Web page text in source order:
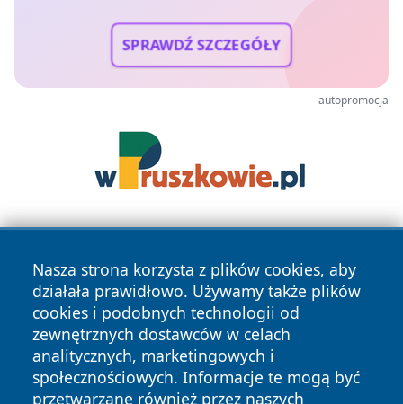
SPRAWDŹ SZCZEGÓŁY
autopromocja
Nasza strona korzysta z plików cookies, aby
działała prawidłowo. Używamy także plików
cookies i podobnych technologii od
zewnętrznych dostawców w celach
analitycznych, marketingowych i
społecznościowych. Informacje te mogą być
przetwarzane również przez naszych
Copyright © 2026 przemyslonline.pl Wszystkie prawa
zastrzeżone.